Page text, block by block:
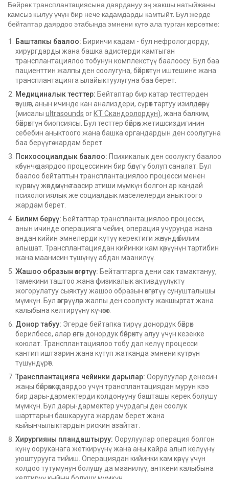
Бөйрөк трансплантациясына даярдануу эң жакшы натыйжаны
камсыз кылуу үчүн бир нече кадамдарды камтыйт. Бул жерде
бейтаптар даярдоо этабында эмнени күтө ала турган көрсөтмө:
Баштапкы баалоо: Биринчи кадам - ​​бул нефрологдорду,
хирургдарды жана башка адистерди камтыган
трансплантациялоо тобунун комплекстүү баалоосу. Бул баа
пациенттин жалпы ден соолугуна, бөйрөктүн иштешине жана
трансплантацияга ылайыктуулугуна баа берет.
Медициналык тесттер: Бейтаптар бир катар тесттерден
өтүшөт, анын ичинде кан анализдери, сүрөт тартуу изилдөөлөрү
(мисалы ultrasounds or КТ Скандоолордун), жана балким,
бөйрөктүн биопсиясы. Бул тесттер бөйрөк жетишсиздигинин
себебин аныктоого жана башка органдардын ден соолугуна
баа берүүгө жардам берет.
Психосоциалдык баалоо: Психикалык ден соолукту баалоо
көбүнчө даярдоо процессинин бир бөлүгү болуп саналат. Бул
баалоо бейтаптын трансплантациялоо процесси менен
күрөшүү жөндөмүнө таасир этиши мүмкүн болгон ар кандай
психологиялык же социалдык маселелерди аныктоого
жардам берет.
Билим берүү: Бейтаптар трансплантациялоо процесси,
анын ичинде операцияга чейин, операция учурунда жана
андан кийин эмнелерди күтүү керектиги жөнүндө билим
алышат. Трансплантациядан кийинки кам көрүүнүн тартибин
жана маанисин түшүнүү абдан маанилүү.
Жашоо образын өзгөртүү: Бейтаптарга дени сак тамактануу,
тамекини таштоо жана физикалык активдүүлүктү
жогорулатуу сыяктуу жашоо образын өзгөртүү сунушталышы
мүмкүн. Бул өзгөрүүлөр жалпы ден соолукту жакшыртат жана
калыбына келтирүүнү күчөтөт.
Донор табуу: Эгерде бейтапка тирүү донордук бөйрөк
берилбесе, алар өлгөн донордук бөйрөктү алуу үчүн кезекке
коюлат. Трансплантациялоо тобу дал келүү процесси
кантип иштээрин жана күтүп жатканда эмнени күтөрүн
түшүндүрөт.
Трансплантацияга чейинки дарылар: Оорулуулар денесин
жаңы бөйрөккө даярдоо үчүн трансплантациядан мурун кээ
бир дары-дармектерди колдонууну башташы керек болушу
мүмкүн. Бул дары-дармектер учурдагы ден соолук
шарттарын башкарууга жардам берет жана
кыйынчылыктардын рискин азайтат.
Хирургияны пландаштыруу: Оорулуулар операция болгон
күнү ооруканага жеткирүүнү жана аны кайра алып келүүнү
уюштурууга тийиш. Операциядан кийинки кам көрүү үчүн
колдоо тутумунун болушу да маанилүү, анткени калыбына